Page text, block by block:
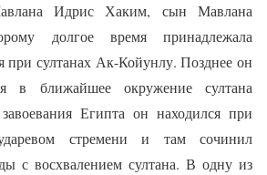
Идрис Хаким, сын Мавлана
долгое время принадлежала
при султанах Ак-Койунлу. Позднее он
в ближайшее окружение султана
Египта он находился при
стремени и там сочинил
с восхвалением султана. В одну из